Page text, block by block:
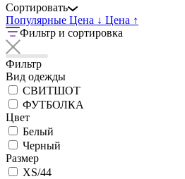
Сортировать
Популярные Цена ↓ Цена ↑
Фильтр и сортировка
Фильтр
Вид одежды
СВИТШОТ
ФУТБОЛКА
Цвет
Белый
Черный
Размер
XS/44